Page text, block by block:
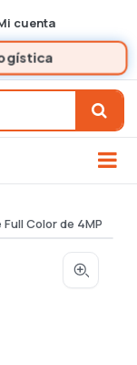
cuenta
Color de 4MP